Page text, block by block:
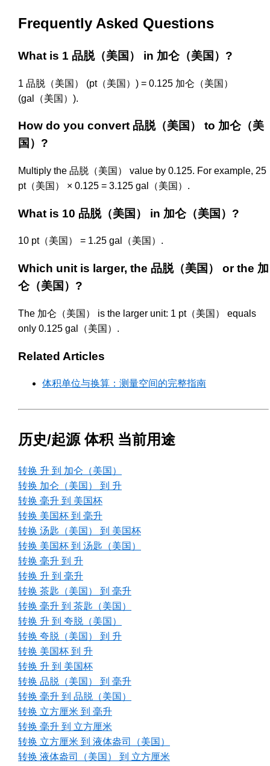
Frequently Asked Questions
What is 1 品脱（美国） in 加仑（美国）?
1 品脱（美国） (pt（美国）) = 0.125 加仑（美国）
(gal（美国）).
How do you convert 品脱（美国） to 加仑（美
国）?
Multiply the 品脱（美国） value by 0.125. For example, 25
pt（美国） × 0.125 = 3.125 gal（美国）.
What is 10 品脱（美国） in 加仑（美国）?
10 pt（美国） = 1.25 gal（美国）.
Which unit is larger, the 品脱（美国） or the 加
仑（美国）?
The 加仑（美国） is the larger unit: 1 pt（美国） equals
only 0.125 gal（美国）.
Related Articles
体积单位与换算：测量空间的完整指南
历史/起源 体积 当前用途
转换 升 到 加仑（美国）
转换 加仑（美国） 到 升
转换 毫升 到 美国杯
转换 美国杯 到 毫升
转换 汤匙（美国） 到 美国杯
转换 美国杯 到 汤匙（美国）
转换 毫升 到 升
转换 升 到 毫升
转换 茶匙（美国） 到 毫升
转换 毫升 到 茶匙（美国）
转换 升 到 夸脱（美国）
转换 夸脱（美国） 到 升
转换 美国杯 到 升
转换 升 到 美国杯
转换 品脱（美国） 到 毫升
转换 毫升 到 品脱（美国）
转换 立方厘米 到 毫升
转换 毫升 到 立方厘米
转换 立方厘米 到 液体盎司（美国）
转换 液体盎司（美国） 到 立方厘米